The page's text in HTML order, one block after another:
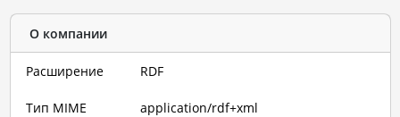
О компании
Расширение RDF
Тип MIME application/rdf+xml